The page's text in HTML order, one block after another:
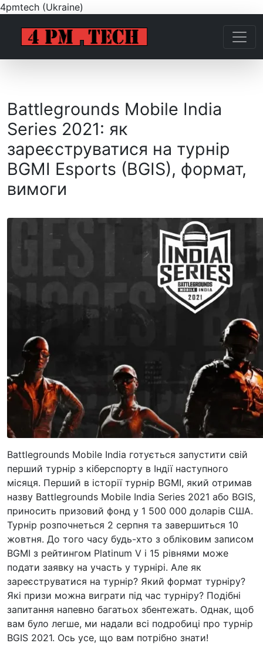
4pmtech (Ukraine)
Battlegrounds Mobile India
Series 2021: як
зареєструватися на турнір
BGMI Esports (BGIS), формат,
вимоги
Battlegrounds Mobile India готується запустити свій
перший турнір з кіберспорту в Індії наступного
місяця. Перший в історії турнір BGMI, який отримав
назву Battlegrounds Mobile India Series 2021 або BGIS,
приносить призовий фонд у 1 500 000 доларів США.
Турнір розпочнеться 2 серпня та завершиться 10
жовтня. До того часу будь-хто з обліковим записом
BGMI з рейтингом Platinum V і 15 рівнями може
подати заявку на участь у турнірі. Але як
зареєструватися на турнір? Який формат турніру?
Які призи можна виграти під час турніру? Подібні
запитання напевно багатьох збентежать. Однак, щоб
вам було легше, ми надали всі подробиці про турнір
BGIS 2021. Ось усе, що вам потрібно знати!